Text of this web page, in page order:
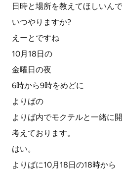
日時と場所を教えてほしいん
いつやりますか?
えーとですね
10月18日の
金曜日の夜
6時から9時をめどに
よりばの
よりば内でモクテルと一緒に
考えております。
はい。
よりばに10月18日の18時から